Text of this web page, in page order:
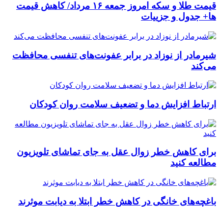
قیمت طلا و سکه امروز جمعه ۱۶ مرداد/ کاهش قیمت
ها+ جدول و جزییات
شیرمادر از نوزاد در برابر عفونت‌های تنفسی محافظت
می‌کند
ارتباط افزایش دما و تضعیف سلامت روان کودکان
برای کاهش خطر زوال عقل به جای تماشای تلویزیون
مطالعه کنید
باغچه‌های خانگی در کاهش خطر ابتلا به دیابت موثرند